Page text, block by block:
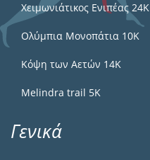
Χειμωνιάτικος Ενιπέας 24Κ
Ολύμπια Μονοπάτια 10Κ
Κόψη των Αετών 14Κ
Melindra trail 5Κ
Γενικά